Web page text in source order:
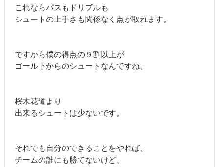
これならパスもドリブルも
シュートの上手さも関係なく点が取れます。
ですから僕の得点の９割以上が
ゴール下からのシュートなんですね。
桜木花道より
出来るシュートは少ないです。
それでも自分のできることをやれば、
チームの誰にも勝てないけど、